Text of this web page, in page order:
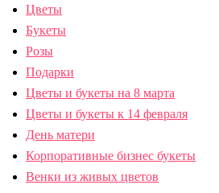
Цветы
Букеты
Розы
Подарки
Цветы и букеты на 8 марта
Цветы и букеты к 14 февраля
День матери
Корпоративные бизнес букеты
Венки из живых цветов